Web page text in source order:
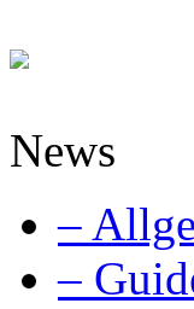
News
–
–